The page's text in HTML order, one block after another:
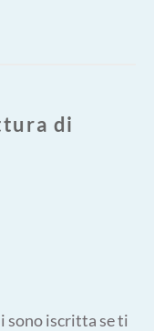
di
sono iscritta se ti